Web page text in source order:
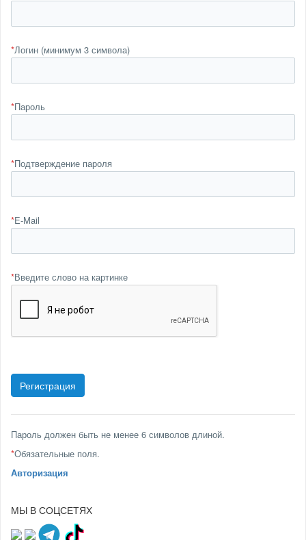
*Логин (минимум 3 символа)
*Пароль
*Подтверждение пароля
*E-Mail
*Введите слово на картинке
Пароль должен быть не менее 6 символов длиной.
*Обязательные поля.
Авторизация
МЫ В СОЦСЕТЯХ